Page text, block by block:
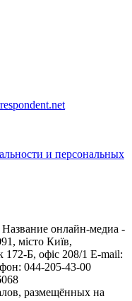
и персональных
онлайн-медиа -
місто Київ,
Б, офіс 208/1 E-mail:
044-205-43-00
размещённых на